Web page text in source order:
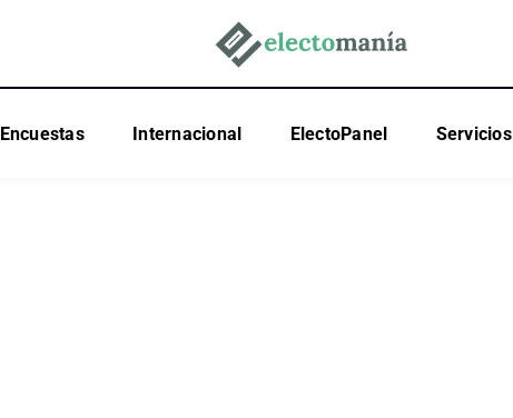
Encuestas Internacional ElectoPanel Servicios